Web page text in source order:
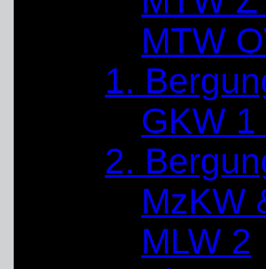
MTW
1.
GKW
2.
MzKW
MLW 2